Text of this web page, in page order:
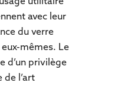
avec leur
du verre
mêmes. Le
d’un privilège
l’art